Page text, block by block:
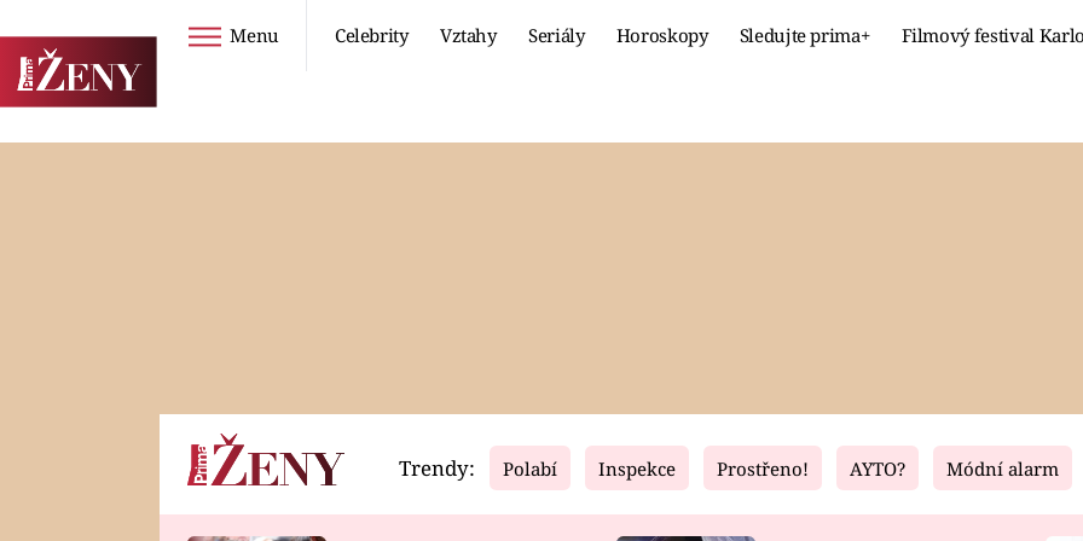
Menu Celebrity Vztahy Seriály Horoskopy Sledujte prima+ Filmový festival
Horoskopy Video Fresh Living
Trendy: Polabí Inspekce Prostřeno! AYTO? Módní alarm